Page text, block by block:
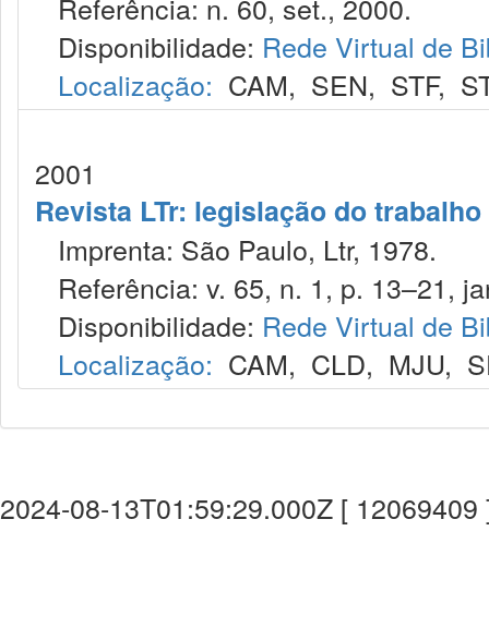
Disponibilidade: Rede Virtual de
Localização: CAM, SEN, STF,
2001
Revista LTr: legislação do trabalho
Imprenta: São Paulo, Ltr, 1978.
Referência: v. 65, n. 1, p. 13–21,
Disponibilidade: Rede Virtual de
Localização: CAM, CLD, MJU,
2024-08-13T01:59:29.000Z [ 12069409